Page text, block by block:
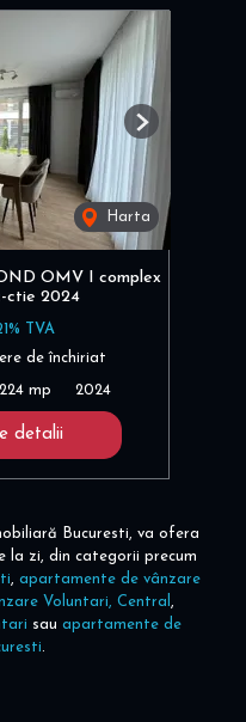
Harta
Next
OMV I complex
ctie 2024
TVA
de închiriat
224 mp 2024
detalii
Bucuresti, va ofera
la zi, din categorii precum
, apartamente de vânzare
Voluntari, Central ,
sau apartamente de
.